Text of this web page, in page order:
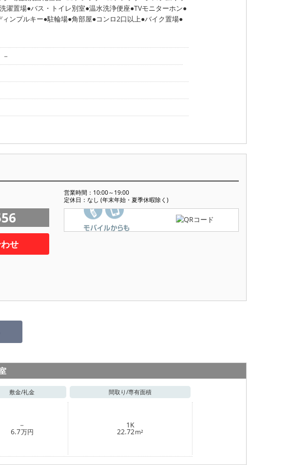
濯置場 バス・トイレ別室 温水洗浄便座 TVモニターホン
ィンプルキー 駐輪場 角部屋 コンロ2口以上 バイク置場
－
営業時間：10:00～19:00
定休日：なし (年末年始・夏季休暇除く)
せ
敷金/礼金 間取り/専有面積
－
6.7万円
1K
22.72m²